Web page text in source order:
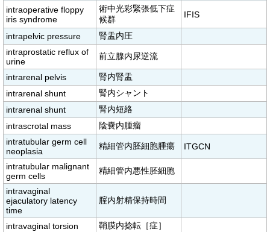
intraoperative floppy
iris syndrome
術中光彩緊張低下症
候群
IFIS
intrapelvic pressure
腎盂内圧
intraprostatic reflux of
urine
前立腺内尿逆流
intrarenal pelvis
腎内腎盂
intrarenal shunt
腎内シャント
intrarenal shunt
腎内短絡
intrascrotal mass
陰嚢内腫瘤
intratubular germ cell
neoplasia
精細管内胚細胞腫瘍 ITGCN
intratubular malignant
germ cells
精細管内悪性胚細胞
intravaginal
ejaculatory latency
time
腟内射精保持時間
intravaginal torsion
鞘膜内捻転［症］